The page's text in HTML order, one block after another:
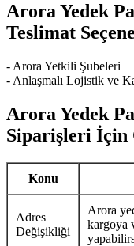
Arora Yedek
Teslimat
- Arora Yetkili Şubeleri
- Anlaşmalı Lojistik ve
Arora Yedek
Siparişleri İçin
Konu
Adres
Değişikliği
Arora
kargoya